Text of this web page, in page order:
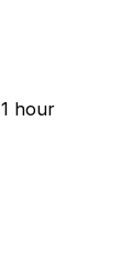
hour